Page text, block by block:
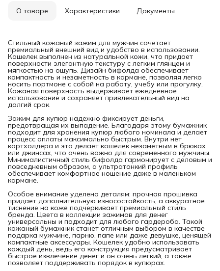
О товаре Характеристики Документы
Стильный кожаный зажим для мужчин сочетает
премиальный внешний вид и удобство в использовании.
Кошелек выполнен из натуральной кожи, что придает
поверхности элегантную текстуру с легким глянцем и
мягкостью на ощупь. Дизайн бифолда обеспечивает
компактность и незаметность в кармане, позволяя легко
носить портмоне с собой на работу, учебу или прогулку.
Кожаная поверхность выдерживает ежедневное
использование и сохраняет привлекательный вид на
долгий срок.
Зажим для купюр надежно фиксирует деньги,
предотвращая их выпадение. Благодаря этому бумажник
подходит для хранения купюр любого номинала и делает
процесс оплаты максимально быстрым. Внутри нет
картхолдера и это делает кошелек незаметным в брюках
или джинсах, что очень важно для современного мужчины.
Минималистичный стиль бифолда гармонирует с деловым и
повседневным образом, а ультратонкий профиль
обеспечивает комфортное ношение даже в маленьком
кармане.
Особое внимание уделено деталям: прочная прошивка
придает дополнительную износостойкость, а аккуратное
тиснение на коже подчеркивает премиальный стиль
бренда. Цвета в коллекции зажимов для денег
универсальны и подходит для любого гардероба. Такой
кожаный бумажник станет отличным выбором в качестве
подарка мужчине, парню, папе или даже девушке, ценящей
компактные аксессуары. Кошелек удобно использовать
каждый день, ведь его конструкция предусматривает
быстрое извлечение денег и он очень легкий, а также
позволяет поддерживать порядок в купюрах.